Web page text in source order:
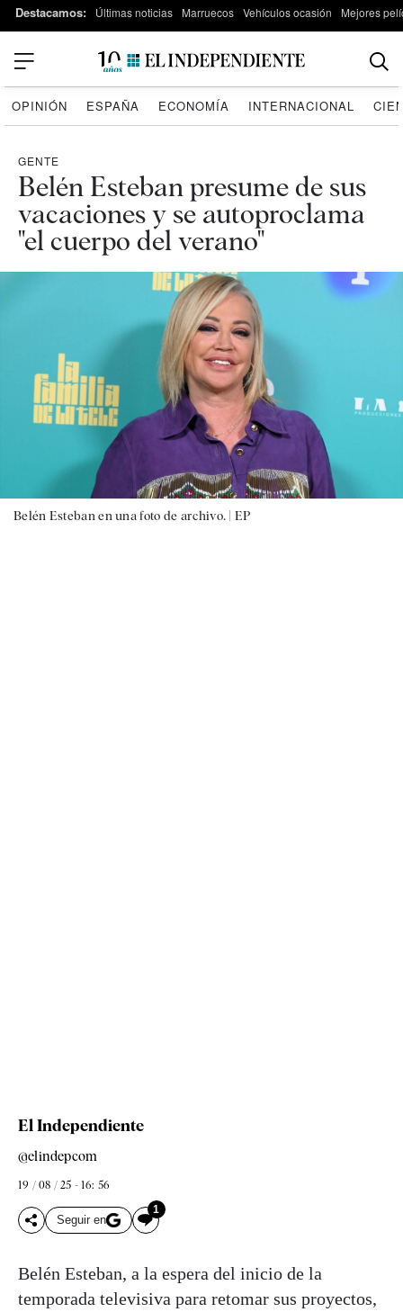
Destacamos: Últimas noticias Marruecos Vehículos ocasión Mejores
OPINIÓN ESPAÑA ECONOMÍA INTERNACIONAL
GENTE
Belén Esteban presume de sus
vacaciones y se autoproclama
"el cuerpo del verano"
Belén Esteban en una foto de archivo. |EP
El Independiente
@elindepcom
19 / 08 / 25 - 16: 56
Seguir en
1
Belén Esteban, a la espera del inicio de la
temporada televisiva para retomar sus proyectos,